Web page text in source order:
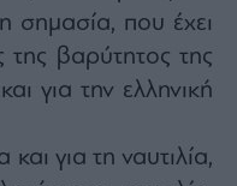
σημασία, που έχει
της βαρύτητος της
για την ελληνική
για τη ναυτιλία,